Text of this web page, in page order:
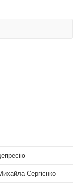
Сергієнко